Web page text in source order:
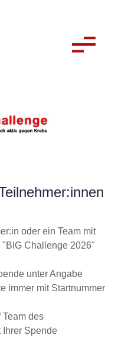
oder ein Team mit
BIG Challenge 2026
unter Angabe
immer mit Startnummer
Team des
Ihrer Spende